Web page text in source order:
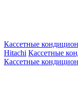
Кассетные
Hitachi Кассетные
Кассетные